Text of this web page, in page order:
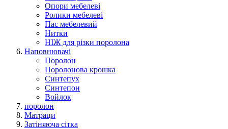
Опори мебелеві
Ролики мебелеві
Пас мебелевий
Нитки
НІЖ для різки поролона
Наповнювачі
Поролон
Поролонова крошка
Синтепух
Синтепон
Войлок
поролон
Матраци
Затіняюча сітка